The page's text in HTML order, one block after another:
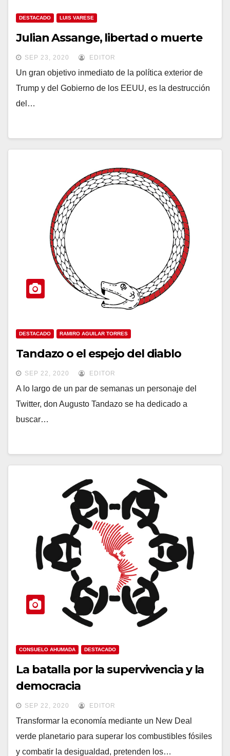
DESTACADO LUIS VARESE
Julian Assange, libertad o muerte
SEP 23, 2020 EDITOR
Un gran objetivo inmediato de la política exterior de
Trump y del Gobierno de los EEUU, es la destrucción
del…
DESTACADO RAMIRO AGUILAR TORRES
Tandazo o el espejo del diablo
SEP 22, 2020 EDITOR
A lo largo de un par de semanas un personaje del
Twitter, don Augusto Tandazo se ha dedicado a
buscar…
CONSUELO AHUMADA DESTACADO
La batalla por la supervivencia y la
democracia
SEP 22, 2020 EDITOR
Transformar la economía mediante un New Deal
verde planetario para superar los combustibles fósiles
y combatir la desigualdad, pretenden los…